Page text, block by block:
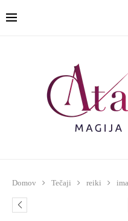
Domov Tečaji reiki